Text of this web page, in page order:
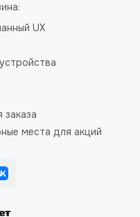
UX
места для акций